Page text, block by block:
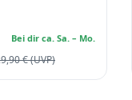
Bei dir ca. Sa. – Mo.
Preis:
€